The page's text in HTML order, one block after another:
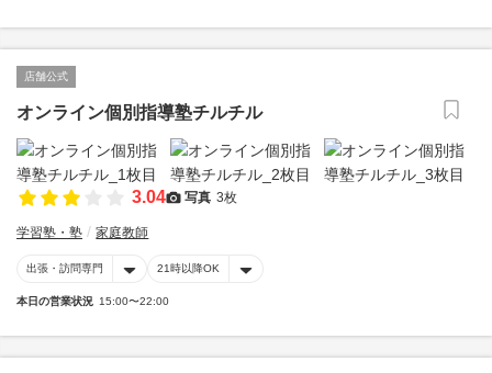
店舗公式
オンライン個別指導塾チルチル
3.04 写真 3枚
学習塾・塾 家庭教師
出張・訪問専門 21時以降OK
本日の営業状況 15:00〜22:00